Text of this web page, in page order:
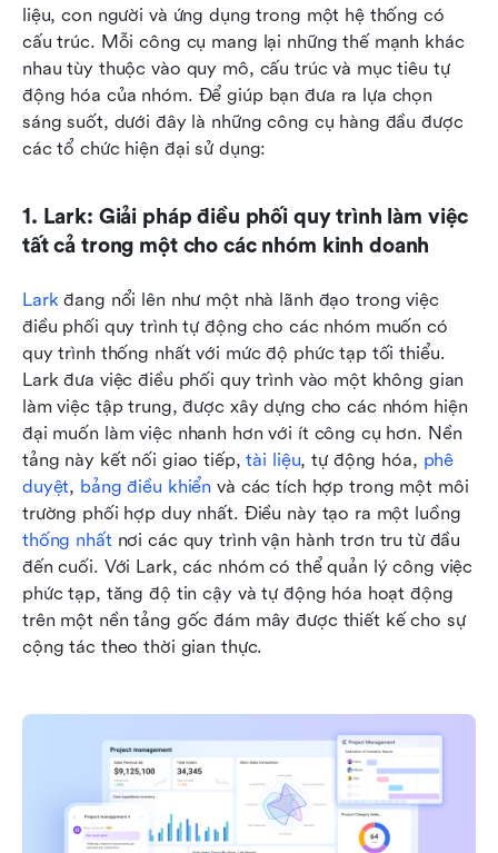
liệu, con người và ứng dụng trong một hệ thống có
cấu trúc. Mỗi công cụ mang lại những thế mạnh khác
nhau tùy thuộc vào quy mô, cấu trúc và mục tiêu tự
động hóa của nhóm. Để giúp bạn đưa ra lựa chọn
sáng suốt, dưới đây là những công cụ hàng đầu được
các tổ chức hiện đại sử dụng:
1. Lark: Giải pháp điều phối quy trình làm việc
tất cả trong một cho các nhóm kinh doanh
Lark đang nổi lên như một nhà lãnh đạo trong việc
điều phối quy trình tự động cho các nhóm muốn có
quy trình thống nhất với mức độ phức tạp tối thiểu.
Lark đưa việc điều phối quy trình vào một không gian
làm việc tập trung, được xây dựng cho các nhóm hiện
đại muốn làm việc nhanh hơn với ít công cụ hơn. Nền
tảng này kết nối giao tiếp, tài liệu, tự động hóa, phê
duyệt, bảng điều khiển và các tích hợp trong một môi
thống nhất nơi các quy trình vận hành trơn tru từ đầu
đến cuối. Với Lark, các nhóm có thể quản lý công việc
phức tạp, tăng độ tin cậy và tự động hóa hoạt động
trên một nền tảng gốc đám mây được thiết kế cho sự
cộng tác theo thời gian thực.